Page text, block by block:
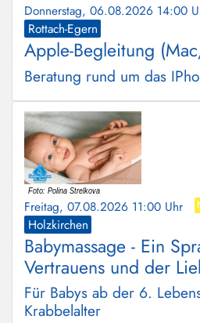
Donnerstag, 06.08.2026 14:00
Rottach-Egern
Apple-Begleitung
Beratung rund um das
Freitag, 07.08.2026 11:00 Uhr
Holzkirchen
Babymassage - Ein
Vertrauens und der
Für Babys ab der 6.
Krabbelalter